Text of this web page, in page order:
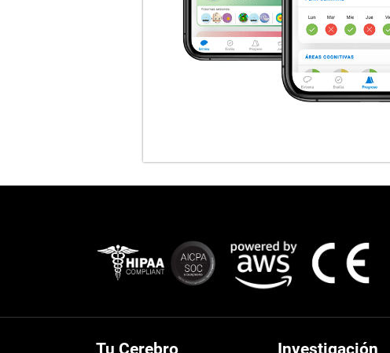
Tu Cerebro Investigación